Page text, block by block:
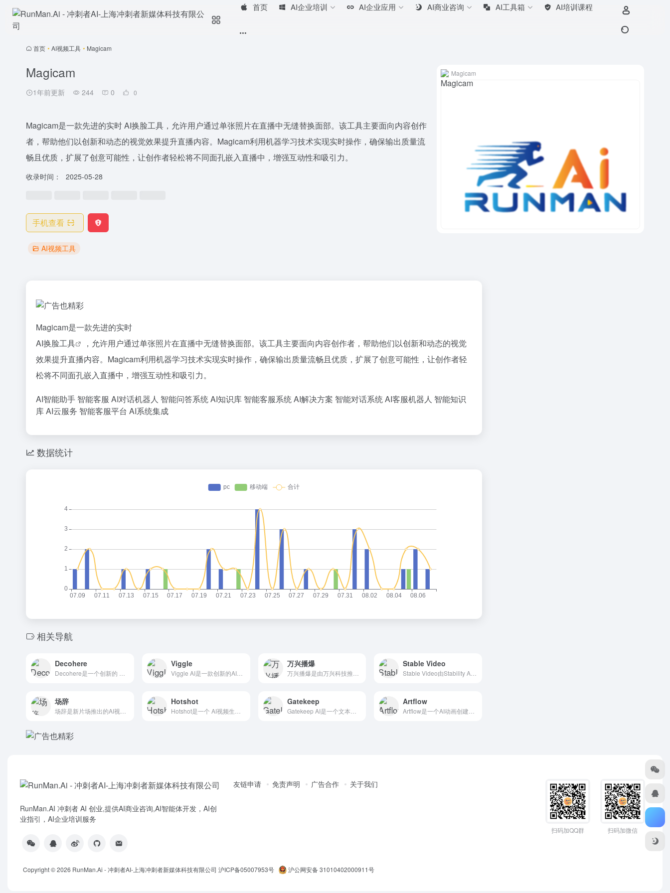
首页 AI企业培训 AI企业应用 AI商业咨询 AI工具箱 AI培训课程
首页 • AI视频工具 • Magicam
Magicam
1年前更新 244 0 0
Magicam是一款先进的实时 AI换脸工具，允许用户通过单张照片在直播中无缝替换面部。该工具主要面向内容创作
者，帮助他们以创新和动态的视觉效果提升直播内容。Magicam利用机器学习技术实现实时操作，确保输出质量流
畅且优质，扩展了创意可能性，让创作者轻松将不同面孔嵌入直播中，增强互动性和吸引力。
收录时间： 2025-05-28
手机查看
AI视频工具
Magicam
Magicam是一款先进的实时
AI换脸工具
，允许用户通过单张照片在直播中无缝替换面部。该工具主要面向内容创作者，帮助他们以创新和动态的视觉
效果提升直播内容。Magicam利用机器学习技术实现实时操作，确保输出质量流畅且优质，扩展了创意可能性，让创作者轻
松将不同面孔嵌入直播中，增强互动性和吸引力。
AI智能助手 智能客服 AI对话机器人 智能问答系统AI知识库 智能客服系统AI解决方案 智能对话系统AI客服机器人 智能知识
库AI云服务 智能客服平台 AI系统集成
数据统计
相关导航
Decohere Viggle
Viggle AI是一款创新的AI角色动态 视频生成工具，基...
万兴播爆 Stable Video
场辞 Hotshot Gatekeep Artflow
RunMan.AI 冲刺者 AI 创业,提供AI商业咨询,AI智能体开发，AI创
业指引，AI企业培训服务
友链申请 免责声明 广告合作 关于我们
扫码加QQ群 扫码加微信
Copyright © 2026 RunMan.Ai - 冲刺者AI-上海冲刺者新媒体科技有限公司 沪ICP备05007953号 沪公网安备 31010402000911号